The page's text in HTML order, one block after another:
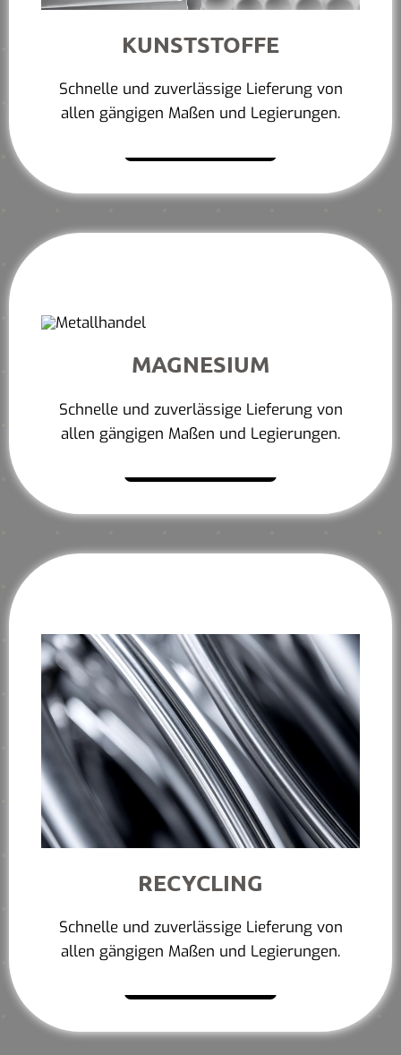
KUNSTSTOFFE
Schnelle und zuverlässige Lieferung von
allen gängigen Maßen und Legierungen.
MAGNESIUM
Schnelle und zuverlässige Lieferung von
allen gängigen Maßen und Legierungen.
RECYCLING
Schnelle und zuverlässige Lieferung von
allen gängigen Maßen und Legierungen.